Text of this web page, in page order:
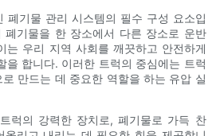
폐기물 관리 시스템의 필수 구성 요소입
폐기물을 한 장소에서 다른 장소로 운반
는 우리 지역 사회를 깨끗하고 안전하게
을 합니다. 이러한 트럭의 중심에는 트럭
만드는 데 중요한 역할을 하는 유압 실
럭의 강력한 장치로, 폐기물로 가득 찬